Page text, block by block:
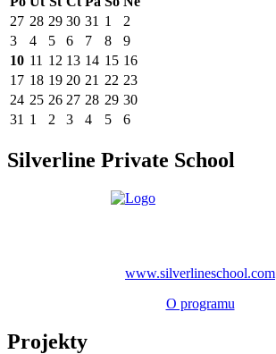
27 28 29 30 31 1
2
3
4 5 6 7 8
9
10 11 12 13 14 15 16
17 18 19 20 21 22 23
24 25 26 27 28 29 30
31 1 2 3 4 5 6
Silverline Private School
www.silverlineschool.com
O programu
Projekty